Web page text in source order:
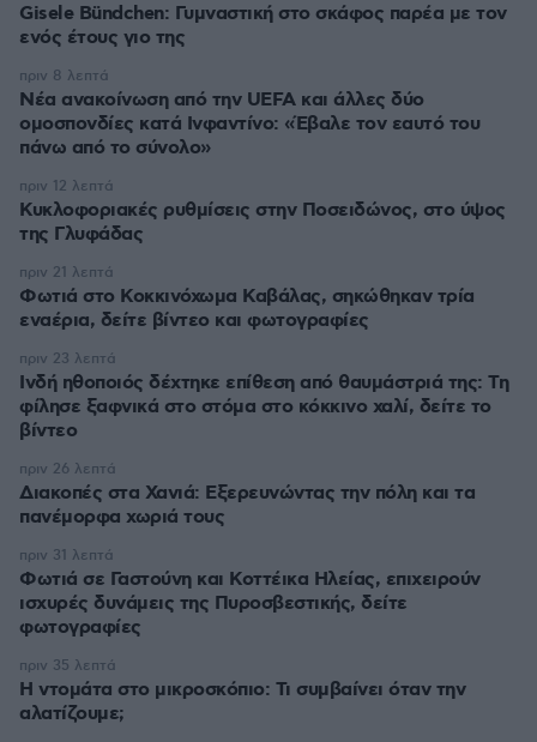
Gisele Bündchen: Γυμναστική στο σκάφος παρέα με τον
ενός έτους γιο της
Νέα ανακοίνωση από την UEFA και άλλες δύο
ομοσπονδίες κατά Ινφαντίνο: «Έβαλε τον εαυτό του
πάνω από το σύνολο»
πριν 8 λεπτά
Κυκλοφοριακές ρυθμίσεις στην Ποσειδώνος, στο ύψος
της Γλυφάδας
πριν 12 λεπτά
Φωτιά στο Κοκκινόχωμα Καβάλας, σηκώθηκαν τρία
εναέρια, δείτε βίντεο και φωτογραφίες
πριν 21 λεπτά
Ινδή ηθοποιός δέχτηκε επίθεση από θαυμάστριά της: Τη
φίλησε ξαφνικά στο στόμα στο κόκκινο χαλί, δείτε το
βίντεο
πριν 23 λεπτά
Διακοπές στα Χανιά: Εξερευνώντας την πόλη και τα
πανέμορφα χωριά τους
πριν 26 λεπτά
Φωτιά σε Γαστούνη και Κοττέικα Ηλείας, επιχειρούν
ισχυρές δυνάμεις της Πυροσβεστικής, δείτε
φωτογραφίες
πριν 31 λεπτά
Η ντομάτα στο μικροσκόπιο: Τι συμβαίνει όταν την
αλατίζουμε;
πριν 35 λεπτά